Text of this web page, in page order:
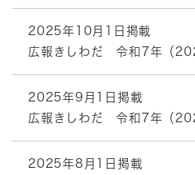
2025年10月1日掲載
広報きしわだ 令和7年（
2025年9月1日掲載
広報きしわだ 令和7年（
2025年8月1日掲載